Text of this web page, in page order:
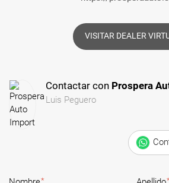
VISITAR DEALER
Contactar con Prospera
Luis Peguero
*